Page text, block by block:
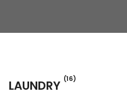
LAUNDRY (16)